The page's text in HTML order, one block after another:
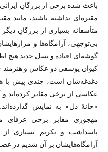
باعث شده برخی از بزرگانِ
مقبره‌ای نداشته باشند، مانند
متأسفانه بسیاری از بزرگانِ
بی‌توجهی، آرامگاه‌ها و
گوشه‌ای افتاده و نسل جدید هیچ
کیوان یوسفی دو عکاس و هنرمند
دغدغه‌شان است، چندی پیش با
عکاسی از برخی مقابر کرده‌اند و
«خانهٔ دل» به نمایش
مهجوری مقابر برخی عرفای
پاسداشت و تکریم بسیاری
آرامگاه‌هایشان بر آن شدیم در